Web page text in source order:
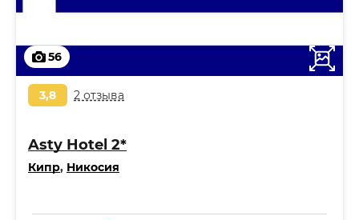
56
3,8 2 отзыва
Asty Hotel 2*
Кипр, Никосия